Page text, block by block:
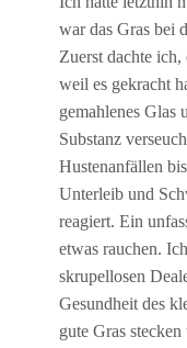
war das Gras bei
Zuerst dachte ich,
weil es gekracht
gemahlenes Glas
Substanz
Hustenanfällen
Unterleib und
reagiert. Ein
etwas rauchen.
skrupellosen
Gesundheit des
gute Gras